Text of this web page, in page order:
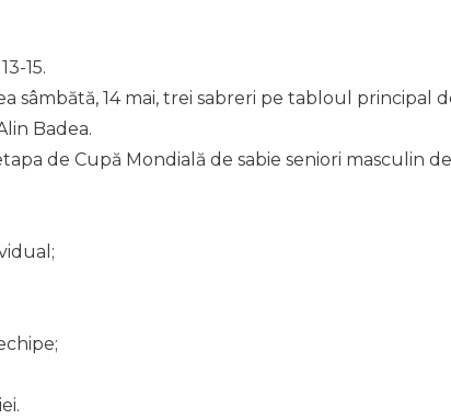
15.
sâmbătă, 14 mai, trei sabreri pe tabloul principal
Badea.
de Cupă Mondială de sabie seniori masculin de